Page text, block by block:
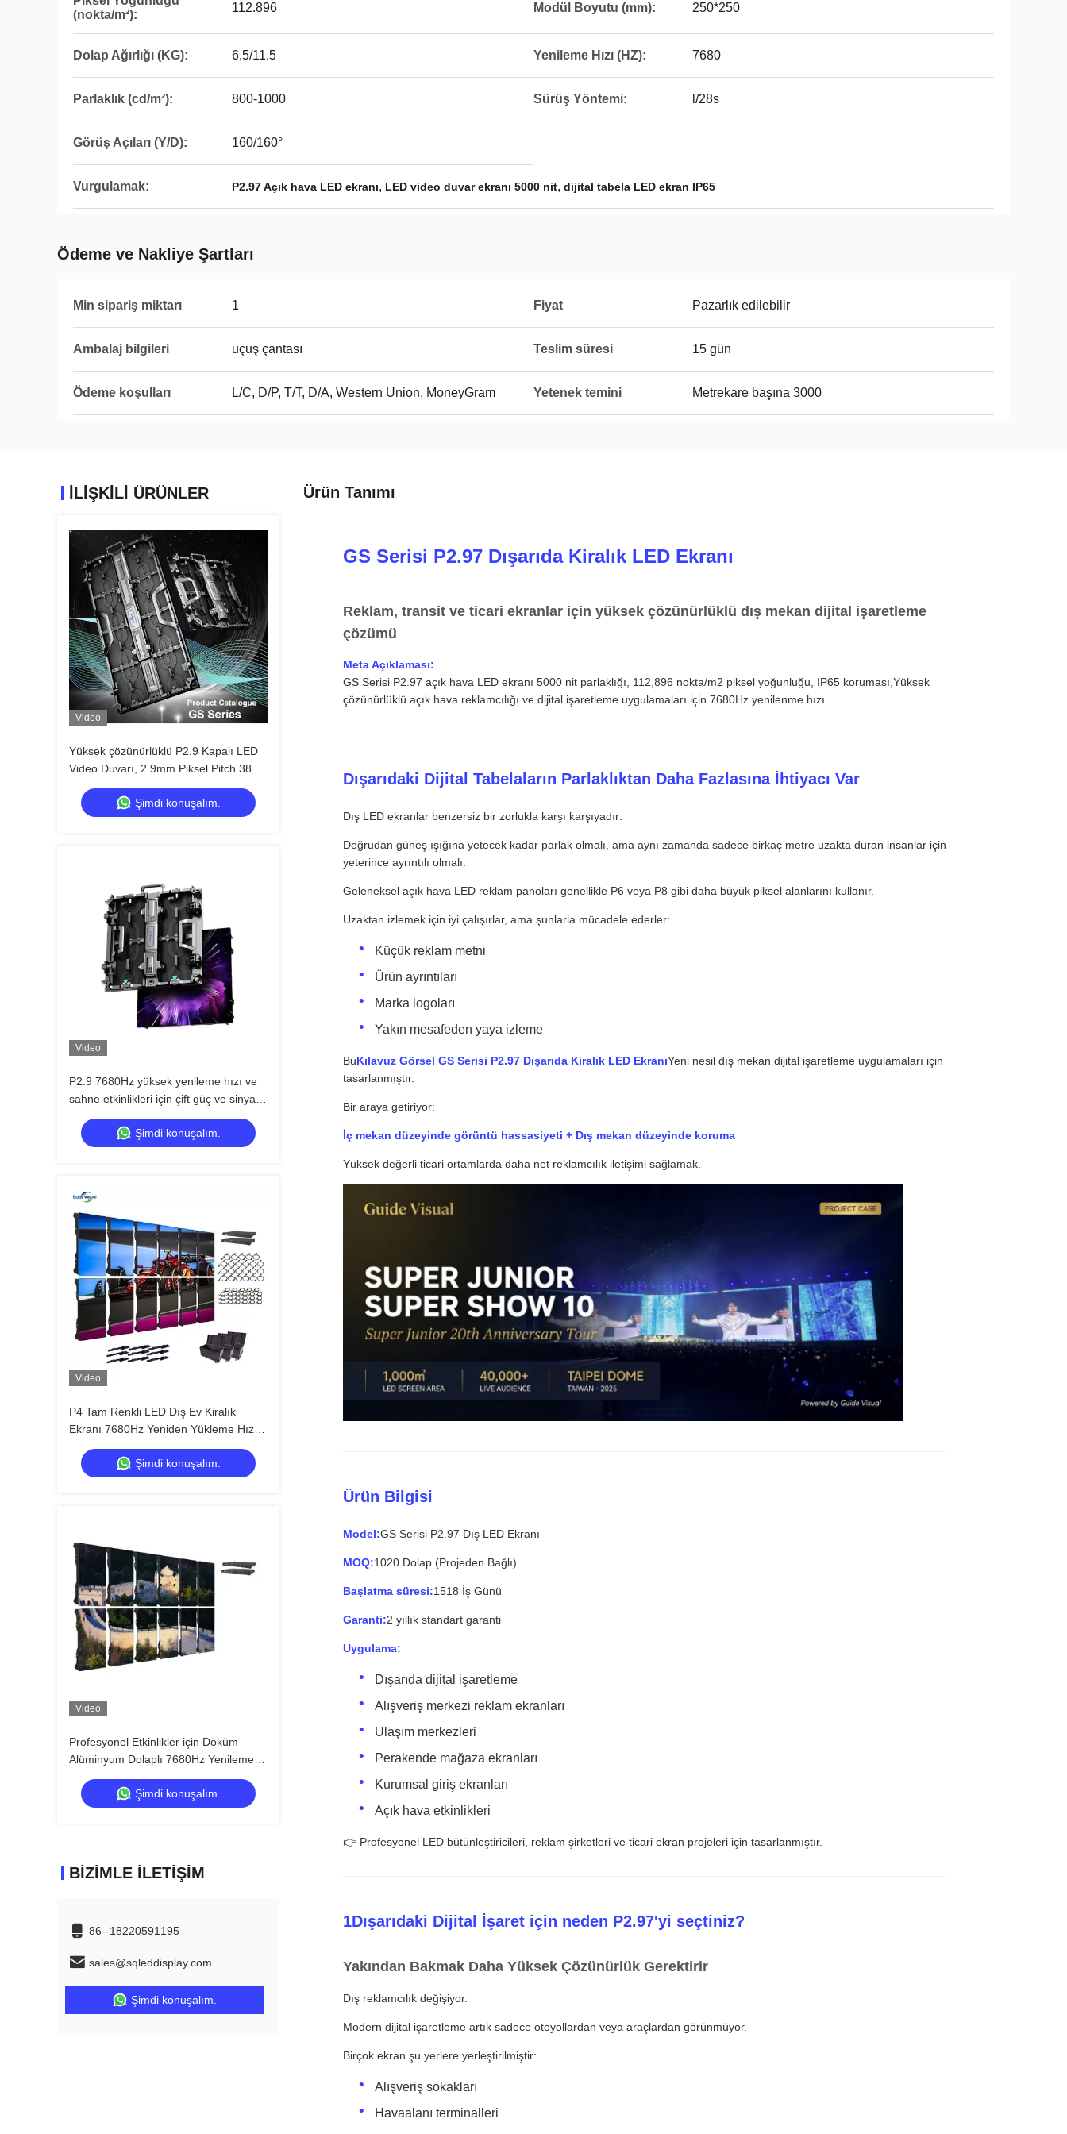
(nokta/m²):
112.896 Modül Boyutu (mm): 250*250
Dolap Ağırlığı (KG): 6,5/11,5 Yenileme Hızı (HZ): 7680
Parlaklık (cd/m²): 800-1000 Sürüş Yöntemi: l/28s
Görüş Açıları (Y/D): 160/160°
Vurgulamak: P2.97 Açık hava LED ekranı, LED video duvar ekranı 5000 nit, dijital tabela LED ekran IP65
Ödeme ve Nakliye Şartları
Min sipariş miktarı 1 Fiyat Pazarlık edilebilir
Ambalaj bilgileri uçuş çantası Teslim süresi 15 gün
Ödeme koşulları L/C, D/P, T/T, D/A, Western Union, MoneyGram Yetenek temini Metrekare başına 3000
İLIŞKILI ÜRÜNLER
Video
Yüksek çözünürlüklü P2.9 Kapalı LED
Video Duvarı, 2.9mm Piksel Pitch 3840
Hz Yenilenme Hızı ve 4500cd/sqm
Parlaklık
Şimdi konuşalım.
Video
P2.9 7680Hz yüksek yenileme hızı ve
sahne etkinlikleri için çift güç ve sinyal
yedeklemesi ile ince piksel pitch LED
video duvarı Şimdi konuşalım.
Video
P4 Tam Renkli LED Dış Ev Kiralık
Ekranı 7680Hz Yeniden Yükleme Hızı
ve IP65 HD Video Duvar Ekranı için Su
geçirmez
Şimdi konuşalım.
Video
Profesyonel Etkinlikler için Döküm
Alüminyum Dolaplı 7680Hz Yenileme
Hızı IP65 Su Geçirmez LED Video
Duvarı
Şimdi konuşalım.
BIZIMLE İLETIŞIM
86--18220591195
sales@sqleddisplay.com
Şimdi konuşalım.
Ürün Tanımı
GS Serisi P2.97 Dışarıda Kiralık LED Ekranı
Reklam, transit ve ticari ekranlar için yüksek çözünürlüklü dış mekan dijital işaretleme
çözümü
Meta Açıklaması:
GS Serisi P2.97 açık hava LED ekranı 5000 nit parlaklığı, 112,896 nokta/m2 piksel yoğunluğu, IP65 koruması,Yüksek
çözünürlüklü açık hava reklamcılığı ve dijital işaretleme uygulamaları için 7680Hz yenilenme hızı.
Dışarıdaki Dijital Tabelaların Parlaklıktan Daha Fazlasına İhtiyacı Var
Dış LED ekranlar benzersiz bir zorlukla karşı karşıyadır:
Doğrudan güneş ışığına yetecek kadar parlak olmalı, ama aynı zamanda sadece birkaç metre uzakta duran insanlar için
yeterince ayrıntılı olmalı.
Geleneksel açık hava LED reklam panoları genellikle P6 veya P8 gibi daha büyük piksel alanlarını kullanır.
Uzaktan izlemek için iyi çalışırlar, ama şunlarla mücadele ederler:
Küçük reklam metni
Ürün ayrıntıları
Marka logoları
Yakın mesafeden yaya izleme
BuKılavuz Görsel GS Serisi P2.97 Dışarıda Kiralık LED EkranıYeni nesil dış mekan dijital işaretleme uygulamaları için
tasarlanmıştır.
Bir araya getiriyor:
İç mekan düzeyinde görüntü hassasiyeti + Dış mekan düzeyinde koruma
Yüksek değerli ticari ortamlarda daha net reklamcılık iletişimi sağlamak.
Ürün Bilgisi
Model:GS Serisi P2.97 Dış LED Ekranı
MOQ:1020 Dolap (Projeden Bağlı)
Başlatma süresi:15­18 İş Günü
Garanti:2 yıllık standart garanti
Uygulama:
Dışarıda dijital işaretleme
Alışveriş merkezi reklam ekranları
Ulaşım merkezleri
Perakende mağaza ekranları
Kurumsal giriş ekranları
Açık hava etkinlikleri
👉 Profesyonel LED bütünleştiricileri, reklam şirketleri ve ticari ekran projeleri için tasarlanmıştır.
1Dışarıdaki Dijital İşaret için neden P2.97'yi seçtiniz?
Yakından Bakmak Daha Yüksek Çözünürlük Gerektirir
Dış reklamcılık değişiyor.
Modern dijital işaretleme artık sadece otoyollardan veya araçlardan görünmüyor.
Birçok ekran şu yerlere yerleştirilmiştir:
Alışveriş sokakları
Havaalanı terminalleri